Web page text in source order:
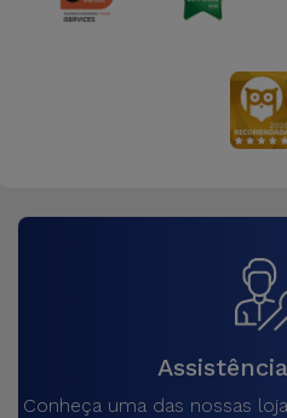
Conheça uma das nossas